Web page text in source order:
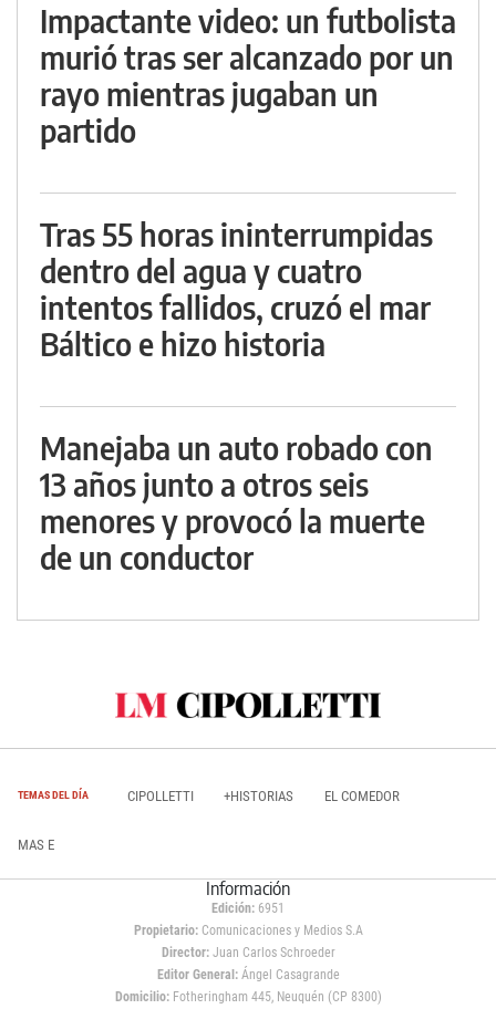
Impactante video: un futbolista
murió tras ser alcanzado por un
rayo mientras jugaban un
partido
Tras 55 horas ininterrumpidas
dentro del agua y cuatro
intentos fallidos, cruzó el mar
Báltico e hizo historia
Manejaba un auto robado con
13 años junto a otros seis
menores y provocó la muerte
de un conductor
TEMAS DEL DÍA CIPOLLETTI +HISTORIAS EL COMEDOR
MAS E
Información
Edición: 6951
Propietario:Comunicaciones y Medios S.A
Director: Juan Carlos Schroeder
Editor General:Ángel Casagrande
Domicilio:Fotheringham 445, Neuquén (CP 8300)